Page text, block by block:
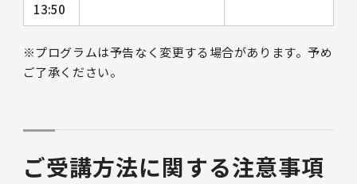
13:50
※プログラムは予告なく変更する場合があります。予め
ご了承ください。
ご受講方法に関する注意事項